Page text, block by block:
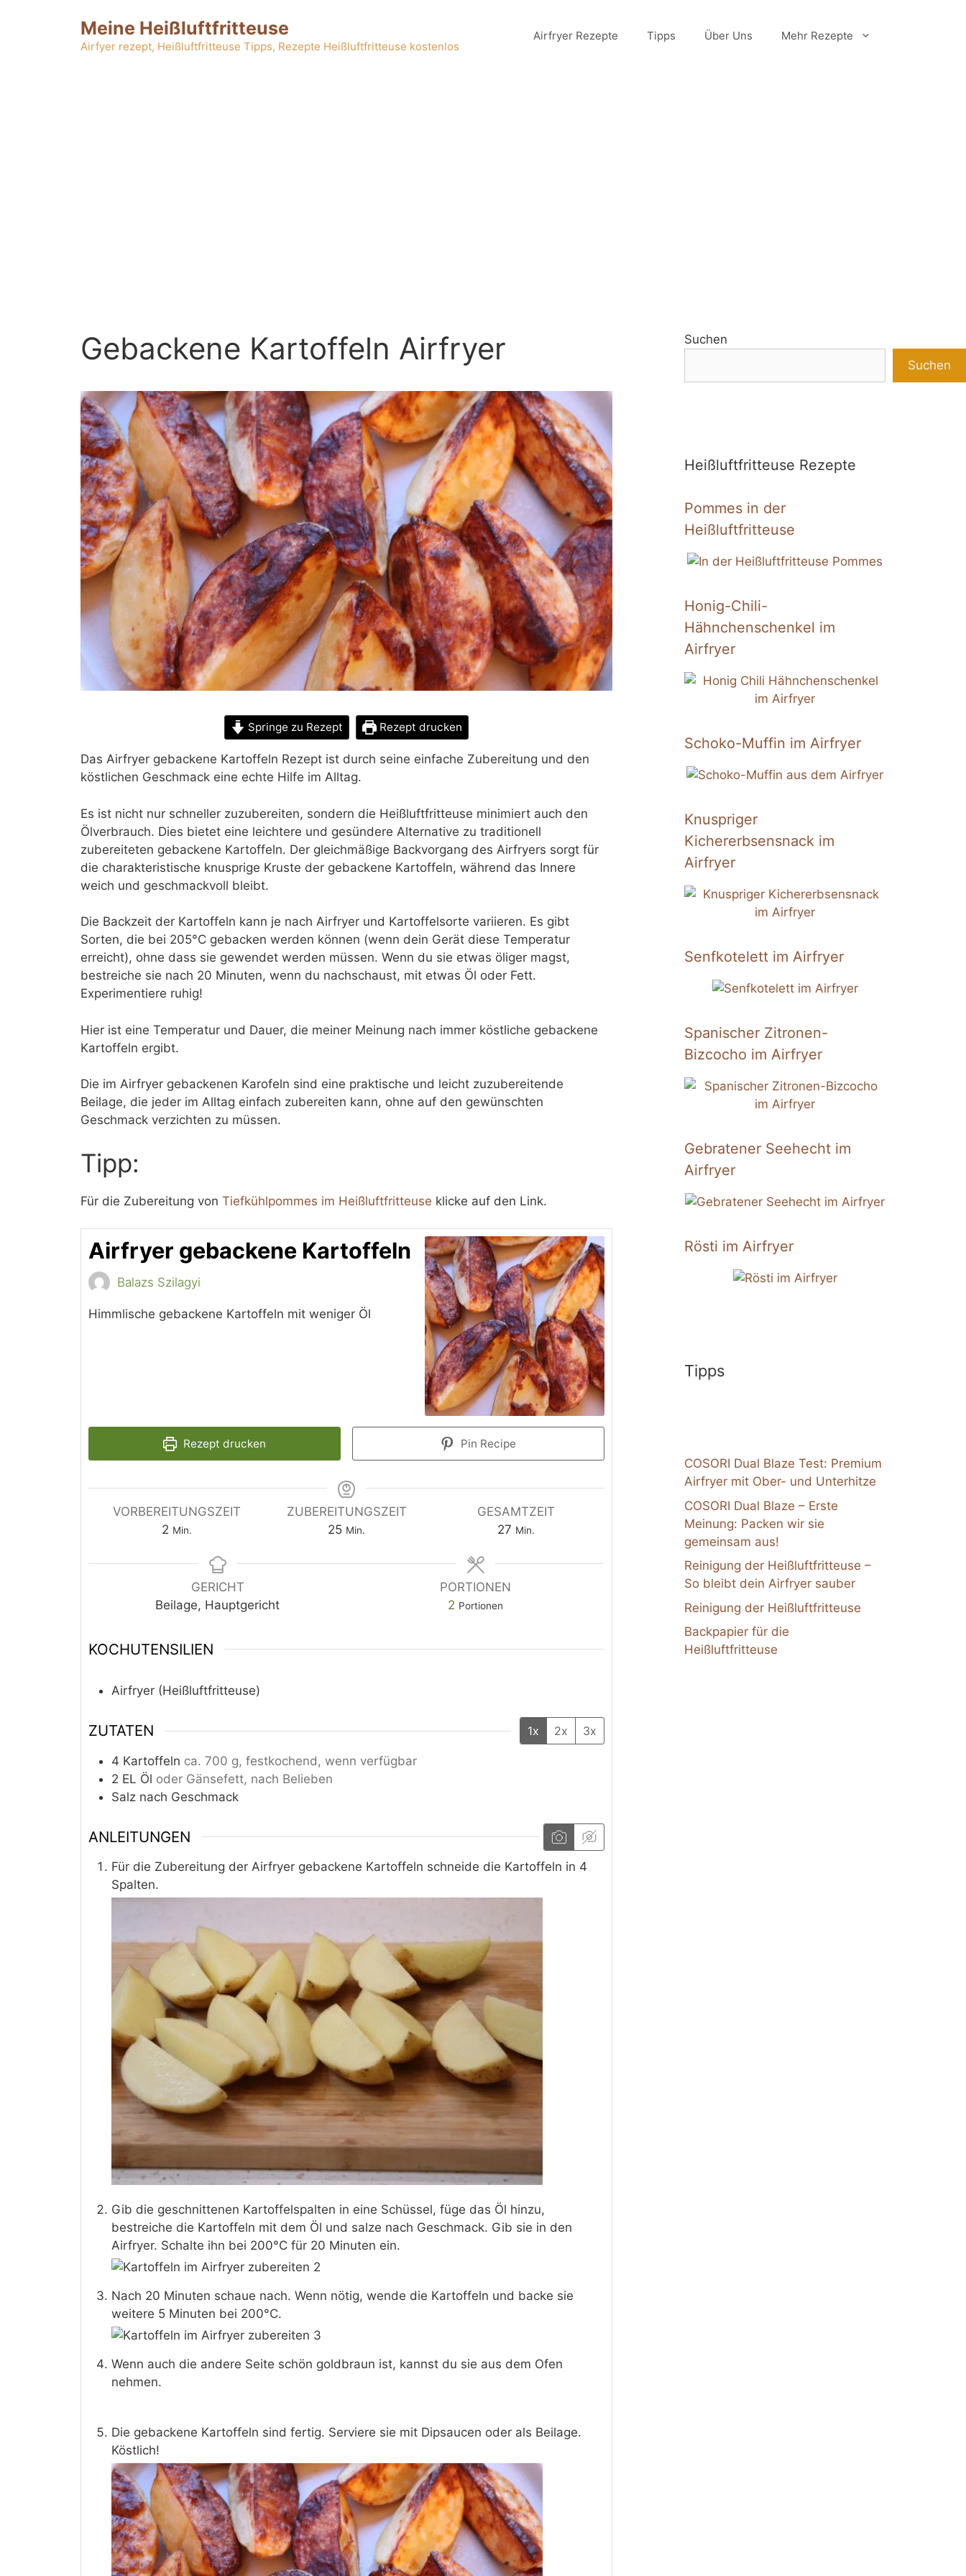
Meine Heißluftfritteuse
Airfyer rezept, Heißluftfritteuse Tipps, Rezepte Heißluftfritteuse kostenlos
Airfryer Rezepte Tipps Über Uns Mehr Rezepte
Gebackene Kartoffeln Airfryer
Springe zu Rezept Rezept drucken
Das Airfryer gebackene Kartoffeln Rezept ist durch seine einfache Zubereitung und den
köstlichen Geschmack eine echte Hilfe im Alltag.
Es ist nicht nur schneller zuzubereiten, sondern die Heißluftfritteuse minimiert auch den
Ölverbrauch. Dies bietet eine leichtere und gesündere Alternative zu traditionell
zubereiteten gebackene Kartoffeln. Der gleichmäßige Backvorgang des Airfryers sorgt für
die charakteristische knusprige Kruste der gebackene Kartoffeln, während das Innere
weich und geschmackvoll bleibt.
Die Backzeit der Kartoffeln kann je nach Airfryer und Kartoffelsorte variieren. Es gibt
Sorten, die bei 205°C gebacken werden können (wenn dein Gerät diese Temperatur
erreicht), ohne dass sie gewendet werden müssen. Wenn du sie etwas öliger magst,
bestreiche sie nach 20 Minuten, wenn du nachschaust, mit etwas Öl oder Fett.
Experimentiere ruhig!
Hier ist eine Temperatur und Dauer, die meiner Meinung nach immer köstliche gebackene
Kartoffeln ergibt.
Die im Airfryer gebackenen Karofeln sind eine praktische und leicht zuzubereitende
Beilage, die jeder im Alltag einfach zubereiten kann, ohne auf den gewünschten
Geschmack verzichten zu müssen.
Tipp:
Für die Zubereitung von Tiefkühlpommes im Heißluftfritteuse klicke auf den Link.
Airfryer gebackene Kartoffeln
Balazs Szilagyi
Himmlische gebackene Kartoffeln mit weniger Öl
Rezept drucken Pin Recipe
VORBEREITUNGSZEIT
2 Minuten
Min.
ZUBEREITUNGSZEIT
25Minuten
Min.
GESAMTZEIT
27 Minuten
Min.
GERICHT
Beilage, Hauptgericht
PORTIONEN
2 Portionen
KOCHUTENSILIEN
Airfryer (Heißluftfritteuse)
ZUTATEN 1x 2x 3x
4 Kartoffeln ca. 700 g, festkochend, wenn verfügbar
2 EL Öl oder Gänsefett, nach Belieben
Salz nach Geschmack
ANLEITUNGEN
Für die Zubereitung der Airfryer gebackene Kartoffeln schneide die Kartoffeln in 4
Spalten.
Gib die geschnittenen Kartoffelspalten in eine Schüssel, füge das Öl hinzu,
bestreiche die Kartoffeln mit dem Öl und salze nach Geschmack. Gib sie in den
Airfryer. Schalte ihn bei 200°C für 20 Minuten ein.
Nach 20 Minuten schaue nach. Wenn nötig, wende die Kartoffeln und backe sie
weitere 5 Minuten bei 200°C.
Wenn auch die andere Seite schön goldbraun ist, kannst du sie aus dem Ofen
nehmen.
Die gebackene Kartoffeln sind fertig. Serviere sie mit Dipsaucen oder als Beilage.
Köstlich!
Suchen
Suchen
Heißluftfritteuse Rezepte
Pommes in der
Heißluftfritteuse
Honig-Chili-
Hähnchenschenkel im
Airfryer
Schoko-Muffin im Airfryer
Knuspriger
Kichererbsensnack im
Airfryer
Senfkotelett im Airfryer
Spanischer Zitronen-
Bizcocho im Airfryer
Gebratener Seehecht im
Airfryer
Rösti im Airfryer
Tipps
COSORI Dual Blaze Test: Premium
Airfryer mit Ober- und Unterhitze
COSORI Dual Blaze – Erste
Meinung: Packen wir sie
gemeinsam aus!
Reinigung der Heißluftfritteuse –
So bleibt dein Airfryer sauber
Reinigung der Heißluftfritteuse
Backpapier für die
Heißluftfritteuse